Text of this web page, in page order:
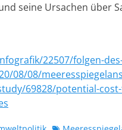
seine Ursachen über
22507/folgen-
08/08/
69828/potential-